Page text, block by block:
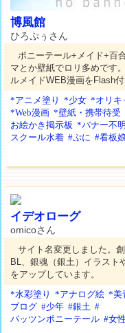
博風館
ひろぷぅさん
ポニーテール+メイド+百
マとか壁紙でロリ多めです
ルメイドWEB漫画をFlash付
*アニメ塗り
*少女 *オリキ
*Web漫画 *壁紙・携帯待受
お絵かき掲示板 *バナー不明
スクール水着 #ぷに #看板娘
イデオローグ
omicoさん
サイト名変更しました。
BL、銀魂（銀土）イラスト
をアップしています。
*水彩塗り
*アナログ絵 *美
ブログ #少年 #銀土 #
パッツンポニーテール #女